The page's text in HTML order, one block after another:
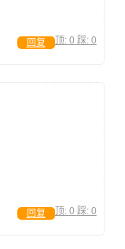
顶: 0 踩: 0
回复
顶: 0 踩: 0
回复